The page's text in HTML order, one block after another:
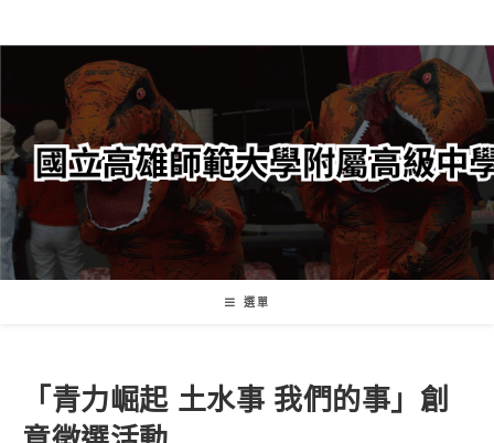
轉
要
內
容
選單
「青力崛起 土水事 我們的事」創